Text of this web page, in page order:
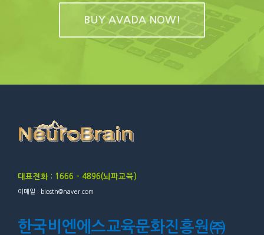
BUY AVADA NOW!
대표전화 : 1666 – 4896(뇌파교육)
이메일 : biostn@naver.com
한국비엔에스교육문화진흥원㈜